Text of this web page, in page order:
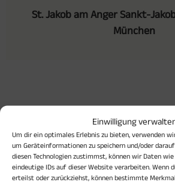
Einwilligung
Um dir ein optimales Erlebnis zu bieten, verwenden
um Geräteinformationen zu speichern und/oder
diesen Technologien zustimmst, können wir Daten
eindeutige IDs auf dieser Website verarbeiten. Wenn
erteilst oder zurückziehst, können bestimmte
St. Jakob am Anger Sankt-
München
Pfarrer Dr. Florian Ihsen,
Lukaskantor Tobias Frank